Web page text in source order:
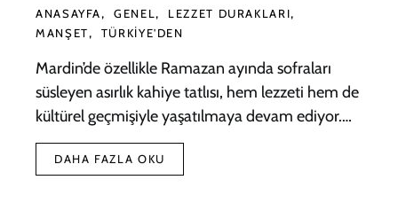
ANASAYFA GENEL
LEZZET DURAKLARI
MANŞET
TÜRKIYE'DEN
Mardin’de özellikle Ramazan ayında sofraları
süsleyen asırlık kahiye tatlısı, hem lezzeti hem de
kültürel geçmişiyle yaşatılmaya devam ediyor.…
DAHA FAZLA OKU